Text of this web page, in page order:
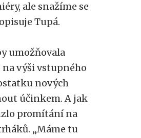
ale snažíme se
Tupá.
umožňovala
výši vstupného
nových
účinkem. A jak
promítání na
„Máme tu